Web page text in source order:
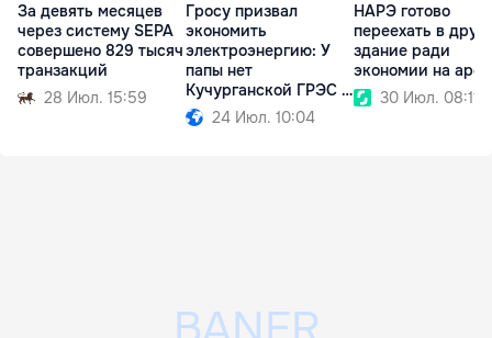
За девять месяцев
через систему SEPA
совершено 829 тысяч
транзакций
28 Июл. 15:59
Гросу призвал
экономить
электроэнергию: У
папы нет
Кучурганской ГРЭС в
огороде
24 Июл. 10:04
НАРЭ готово
переехать в
здание ради
экономии на
30 Июл. 08:11